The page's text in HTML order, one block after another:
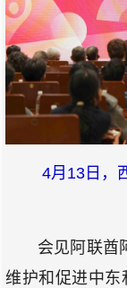
4月13日，
会见阿联酋
维护和促进中东